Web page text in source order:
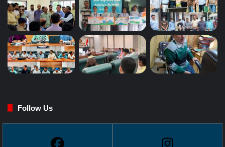
Follow Us